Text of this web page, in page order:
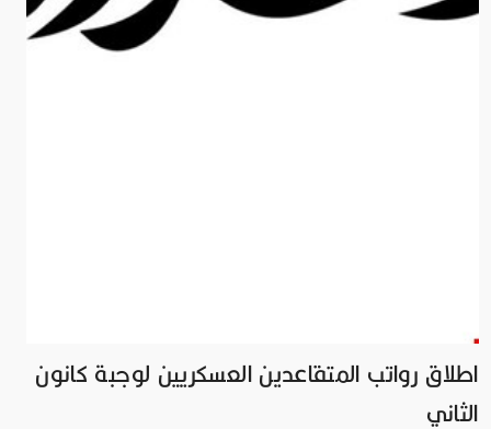
اطلاق رواتب المتقاعدين العسكريين لوجبة كانون
الثاني